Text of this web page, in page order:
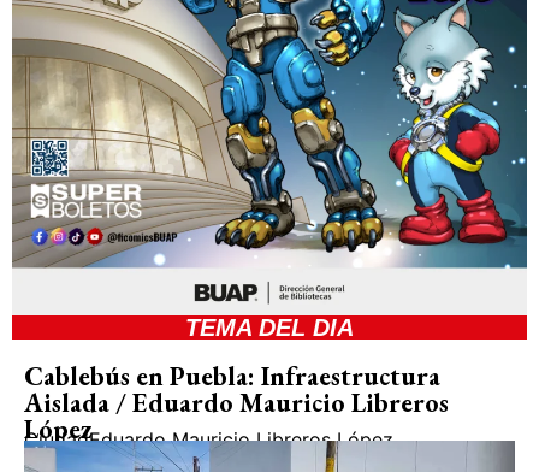
TEMA DEL DIA
Cablebús en Puebla: Infraestructura
Aislada / Eduardo Mauricio Libreros
López
CiudadEduardo Mauricio Libreros López